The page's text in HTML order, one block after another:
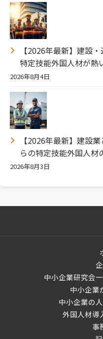
【2026年最新】建設
特定技能外国人材が熱
2026年8月4日
【2026年最新】建設
らの特定技能外国人材
2026年8月3日
中小企業研究会
中小企業
中小企業の
外国人材導
事